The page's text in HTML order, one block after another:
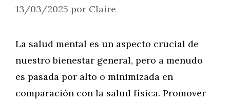
13/03/2025 por Claire
La salud mental es un aspecto crucial de
nuestro bienestar general, pero a menudo
es pasada por alto o minimizada en
comparación con la salud física. Promover